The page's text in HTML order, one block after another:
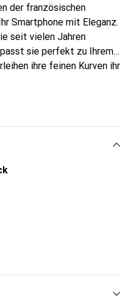
der französischen
Smartphone mit Eleganz.
seit vielen Jahren
sie perfekt zu Ihrem
ihre feinen Kurven ihr
Smartphones.
für eine